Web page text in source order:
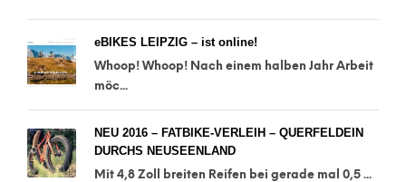
eBIKES LEIPZIG – ist online!
Whoop! Whoop! Nach einem halben Jahr Arbeit
möc...
NEU 2016 – FATBIKE-VERLEIH – QUERFELDEIN
DURCHS NEUSEENLAND
Mit 4,8 Zoll breiten Reifen bei gerade mal 0,5 ...